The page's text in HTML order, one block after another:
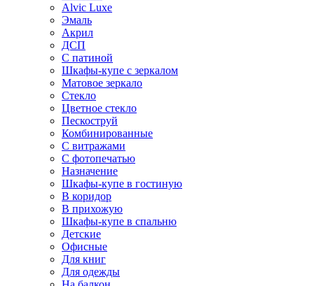
Alvic Luxe
Эмаль
Акрил
ДСП
С патиной
Шкафы-купе с зеркалом
Матовое зеркало
Стекло
Цветное стекло
Пескоструй
Комбинированные
С витражами
С фотопечатью
Назначение
Шкафы-купе в гостиную
В коридор
В прихожую
Шкафы-купе в спальню
Детские
Офисные
Для книг
Для одежды